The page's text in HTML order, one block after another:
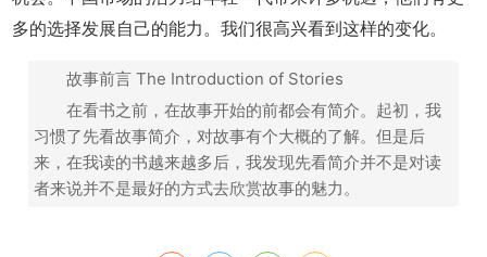
多的选择发展自己的能力。我们很高兴看到这样的变化。
故事前言 The Introduction of Stories
在看书之前，在故事开始的前都会有简介。起初，我
习惯了先看故事简介，对故事有个大概的了解。但是后
来，在我读的书越来越多后，我发现先看简介并不是对读
者来说并不是最好的方式去欣赏故事的魅力。